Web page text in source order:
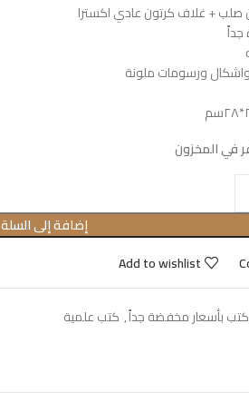
صلب + غلاف كرتون عادي اكسترا
ورسومات ملونة
إضافة إلى السلة
Add to wishlist
كتب بأسعار مخفضة جداً, كتب علمية